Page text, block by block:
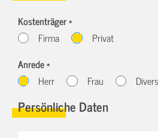
Kostenträger *
Firma
Privat
Anrede *
Herr
Frau Divers
Persönliche Daten